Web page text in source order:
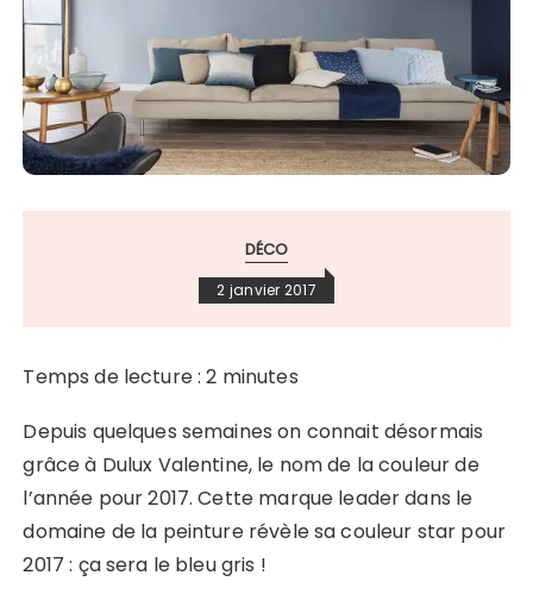
DÉCO
2 janvier 2017
Temps de lecture :2 minutes
Depuis quelques semaines on connait désormais
grâce à Dulux Valentine, le nom de la couleur de
l’année pour 2017. Cette marque leader dans le
domaine de la peinture révèle sa couleur star pour
2017 : ça sera le bleu gris !